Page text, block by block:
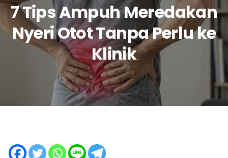
7 Tips Ampuh Meredakan
Nyeri Otot Tanpa Perlu ke
Klinik